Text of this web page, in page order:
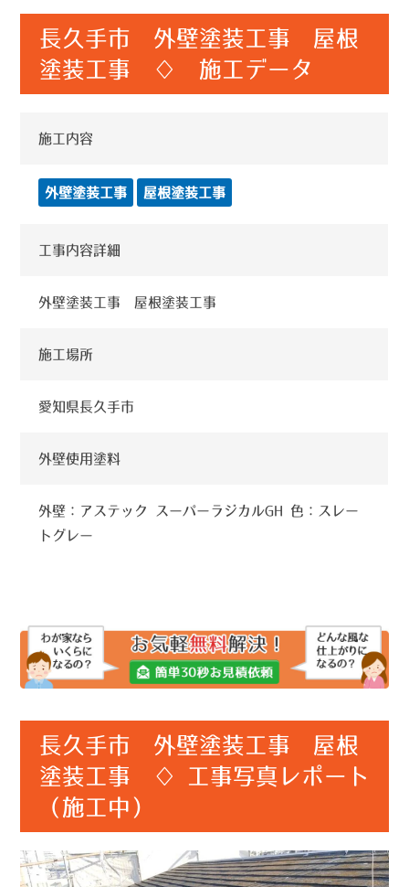
長久手市 外壁塗装工事 屋根
塗装工事 ♢ 施工データ
施工内容
外壁塗装工事 屋根塗装工事
工事内容詳細
外壁塗装工事 屋根塗装工事
施工場所
愛知県長久手市
外壁使用塗料
外壁：アステック スーパーラジカルGH 色：スレー
トグレー
長久手市 外壁塗装工事 屋根
塗装工事 ♢ 工事写真レポート
（施工中）